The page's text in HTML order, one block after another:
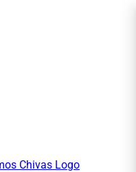
Chivas Logo